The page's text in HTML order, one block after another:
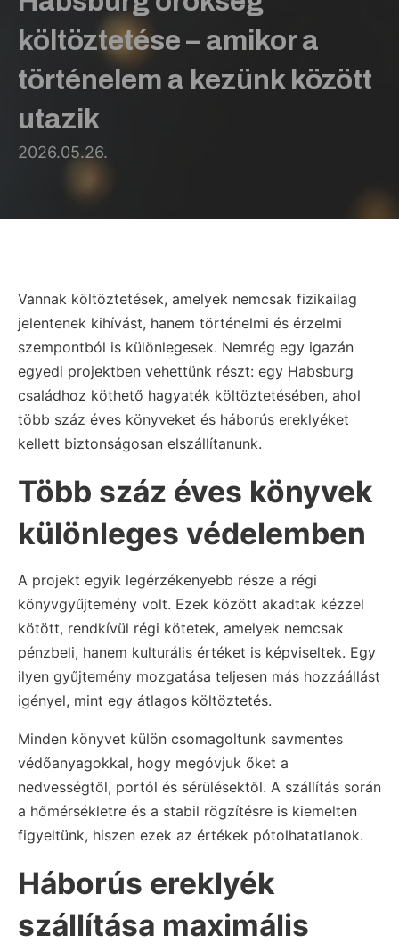
költöztetése – amikor a
történelem a kezünk között
utazik
2026.05.26.
Vannak költöztetések, amelyek nemcsak fizikailag
jelentenek kihívást, hanem történelmi és érzelmi
szempontból is különlegesek. Nemrég egy igazán
egyedi projektben vehettünk részt: egy Habsburg
családhoz köthető hagyaték költöztetésében, ahol
több száz éves könyveket és háborús ereklyéket
kellett biztonságosan elszállítanunk.
Több száz éves könyvek
különleges védelemben
A projekt egyik legérzékenyebb része a régi
könyvgyűjtemény volt. Ezek között akadtak kézzel
kötött, rendkívül régi kötetek, amelyek nemcsak
pénzbeli, hanem kulturális értéket is képviseltek. Egy
ilyen gyűjtemény mozgatása teljesen más hozzáállást
igényel, mint egy átlagos költöztetés.
Minden könyvet külön csomagoltunk savmentes
védőanyagokkal, hogy megóvjuk őket a
nedvességtől, portól és sérülésektől. A szállítás során
a hőmérsékletre és a stabil rögzítésre is kiemelten
figyeltünk, hiszen ezek az értékek pótolhatatlanok.
Háborús ereklyék
szállítása maximális